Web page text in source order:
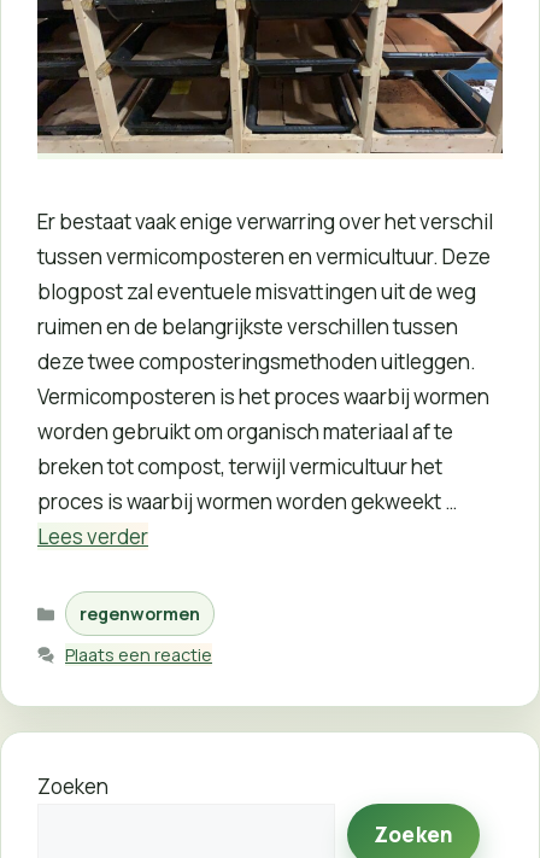
Er bestaat vaak enige verwarring over het verschil
tussen vermicomposteren en vermicultuur. Deze
blogpost zal eventuele misvattingen uit de weg
ruimen en de belangrijkste verschillen tussen
deze twee composteringsmethoden uitleggen.
Vermicomposteren is het proces waarbij wormen
worden gebruikt om organisch materiaal af te
breken tot compost, terwijl vermicultuur het
proces is waarbij wormen worden gekweekt …
Lees verder
Categorieën
regenwormen
Plaats een reactie
Zoeken
Zoeken